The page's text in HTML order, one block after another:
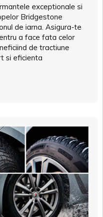
exceptionale si
Bridgestone
de iarna. Asigura-te
a face fata celor
de tractiune
si eficienta